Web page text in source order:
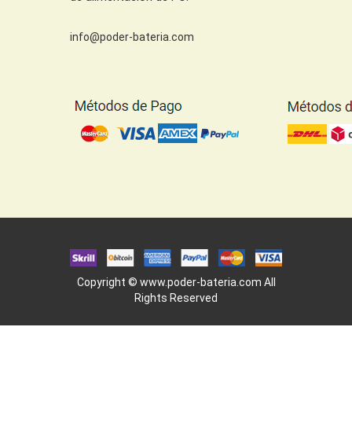
info@poder-bateria.com
Copyright © www.poder-bateria.com All
Rights Reserved